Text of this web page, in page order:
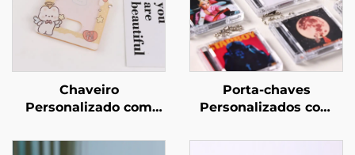
Chaveiro
Personalizado com
Porta-chaves
Personalizados com